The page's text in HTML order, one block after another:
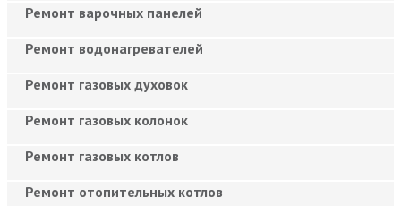
Ремонт варочных панелей
Ремонт водонагревателей
Ремонт газовых духовок
Ремонт газовых колонок
Ремонт газовых котлов
Ремонт отопительных котлов